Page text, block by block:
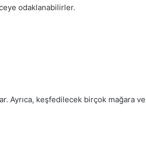
odaklanabilirler.
Ayrıca, keşfedilecek birçok mağara ve